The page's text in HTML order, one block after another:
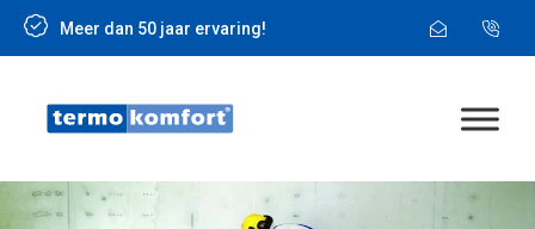
Meer dan 50 jaar ervaring!